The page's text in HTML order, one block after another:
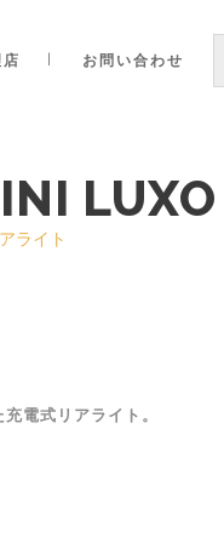
お問い合わせ
LUXO
ライト
電式リアライト。